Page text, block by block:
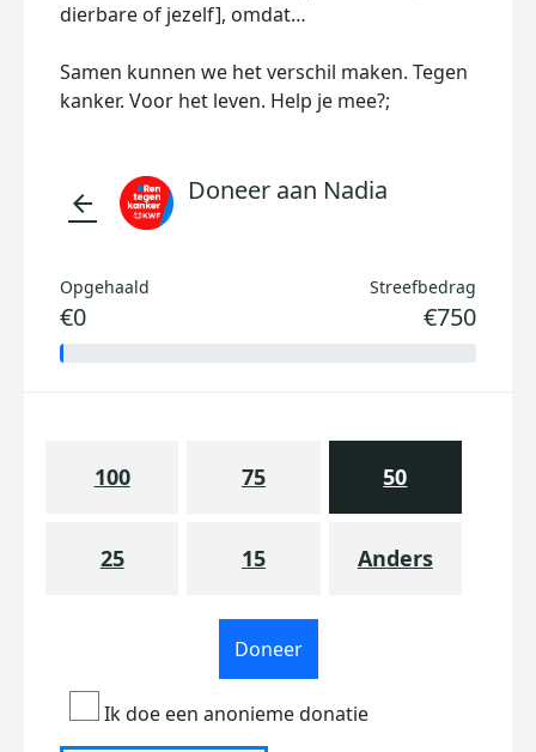
dierbare of jezelf], omdat…
Samen kunnen we het verschil maken. Tegen
kanker. Voor het leven. Help je mee?;
arrow_back Doneer aan Nadia
Opgehaald
€0
Streefbedrag
€750
100 75 50
25 15 Anders
Doneer
Ik doe een anonieme donatie